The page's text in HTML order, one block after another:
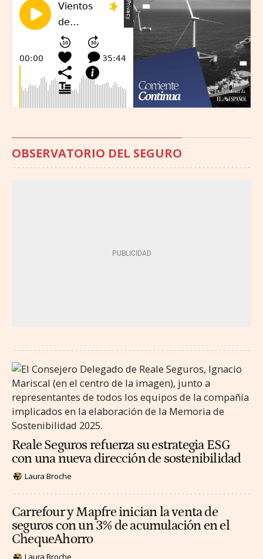
OBSERVATORIO DEL SEGURO
Reale Seguros refuerza su estrategia ESG
con una nueva dirección de sostenibilidad
Laura Broche
Carrefour y Mapfre inician la venta de
seguros con un 3% de acumulación en el
ChequeAhorro
Laura Broche